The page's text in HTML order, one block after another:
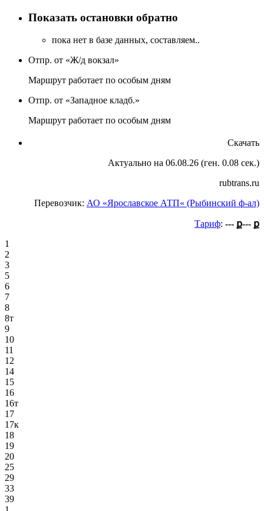
Показать остановки обратно
пока нет в базе данных, составляем..
Отпр. от «Ж/д вокзал»
Маршрут работает по особым дням
Отпр. от «Западное кладб.»
Маршрут работает по особым дням
Скачать
Актуально на 06.08.26 (ген. 0.08 сек.)
rubtrans.ru
Перевозчик: АО «Ярославское АТП« (Рыбинский ф-ал)
Тариф: --- ք--- ք
1
2
3
5
6
7
8
8т
9
10
11
12
14
15
16
16т
17
17к
18
19
20
25
29
33
39